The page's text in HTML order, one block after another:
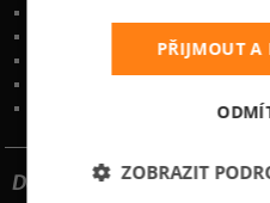
Obchodní podmínky
Ochrana osobních údajů
Dotujeme poštovné
PŘIJMOUT A
ZOBRAZIT